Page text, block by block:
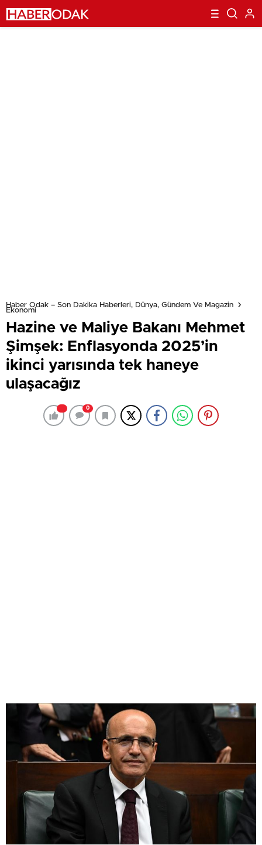
Haber Odak – Son Dakika Haberleri, Dünya, Gündem Ve Magazin
Ekonomi
Hazine ve Maliye Bakanı Mehmet
Şimşek: Enflasyonda 2025’in
ikinci yarısında tek haneye
ulaşacağız
0